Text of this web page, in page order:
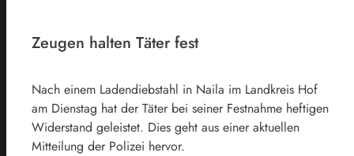
Zeugen halten Täter fest
Nach einem Ladendiebstahl in Naila im Landkreis Hof
am Dienstag hat der Täter bei seiner Festnahme heftigen
Widerstand geleistet. Dies geht aus einer aktuellen
Mitteilung der Polizei hervor.